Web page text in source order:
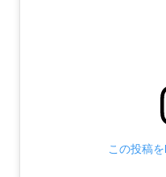
この投稿